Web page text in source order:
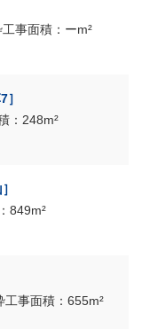
工事
ーm²
248m²
849m²
工事
655m²